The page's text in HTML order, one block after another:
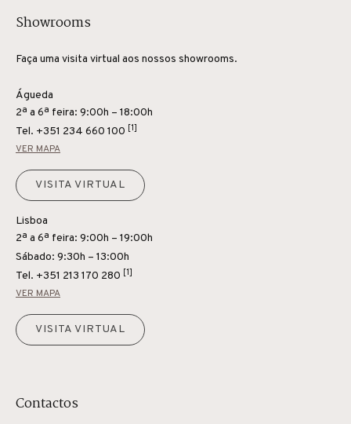
Showrooms
Faça uma visita virtual aos nossos showrooms.
Águeda
2ª a 6ª feira: 9:00h – 18:00h
Tel. +351 234 660 100 [1]
VER MAPA
VISITA VIRTUAL
Lisboa
2ª a 6ª feira: 9:00h – 19:00h
Sábado: 9:30h – 13:00h
Tel. +351 213 170 280 [1]
VER MAPA
VISITA VIRTUAL
Contactos